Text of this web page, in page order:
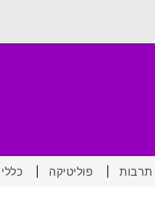
תרבות פוליטיקה כללי